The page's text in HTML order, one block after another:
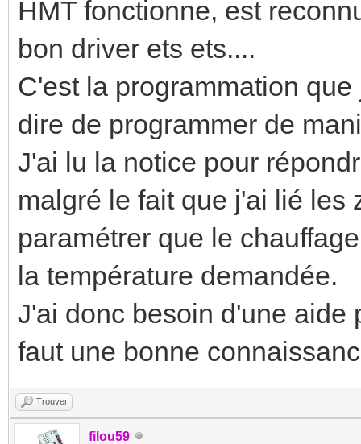
HMT fonctionne, est
bon driver ets ets....
C'est la programmation
dire de programmer de
J'ai lu la notice pour
malgré le fait que j'ai lié les
paramétrer que le
la température demandée.
J'ai donc besoin d'une aide
faut une bonne
Trouver
filou59